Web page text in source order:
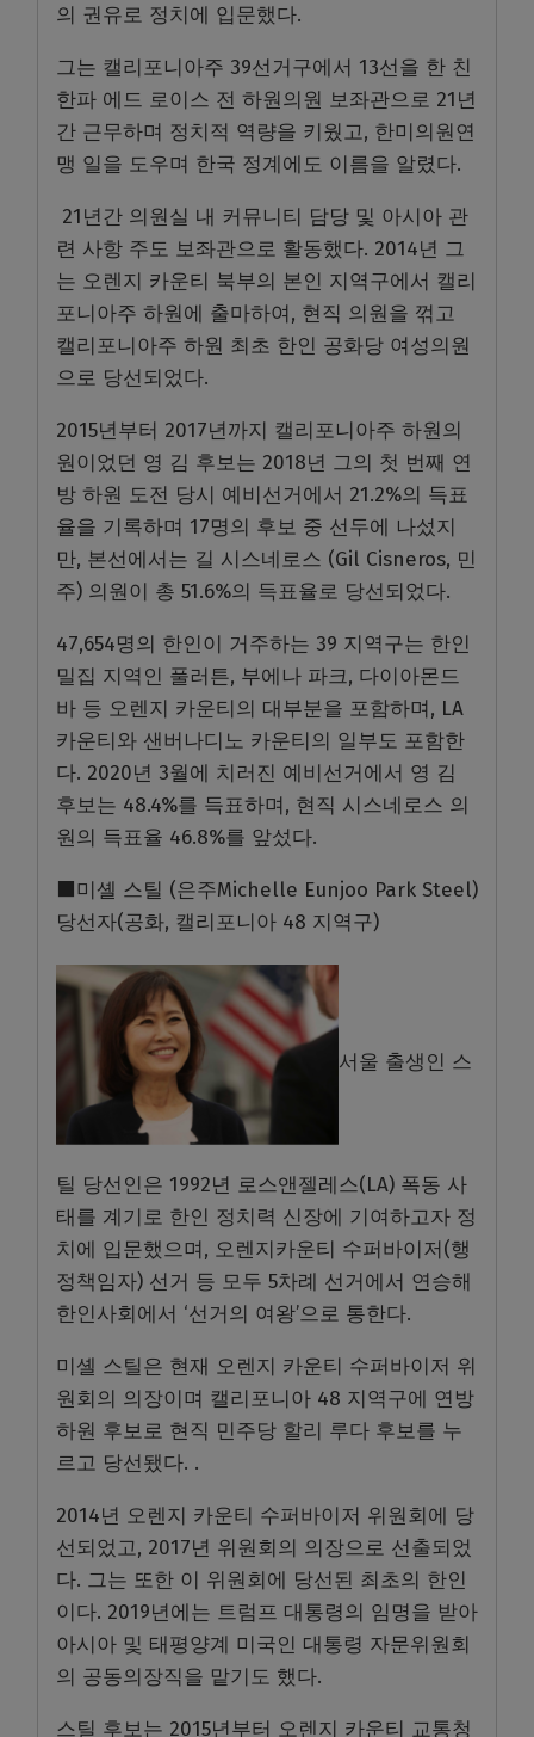
의 권유로 정치에 입문했다.
그는 캘리포니아주 39선거구에서 13선을 한 친
한파 에드 로이스 전 하원의원 보좌관으로 21년
간 근무하며 정치적 역량을 키웠고, 한미의원연
맹 일을 도우며 한국 정계에도 이름을 알렸다.
21년간 의원실 내 커뮤니티 담당 및 아시아 관
련 사항 주도 보좌관으로 활동했다. 2014년 그
는 오렌지 카운티 북부의 본인 지역구에서 캘리
포니아주 하원에 출마하여, 현직 의원을 꺾고
캘리포니아주 하원 최초 한인 공화당 여성의원
으로 당선되었다.
2015년부터 2017년까지 캘리포니아주 하원의
원이었던 영 김 후보는 2018년 그의 첫 번째 연
방 하원 도전 당시 예비선거에서 21.2%의 득표
율을 기록하며 17명의 후보 중 선두에 나섰지
만, 본선에서는 길 시스네로스 (Gil Cisneros, 민
주) 의원이 총 51.6%의 득표율로 당선되었다.
47,654명의 한인이 거주하는 39 지역구는 한인
밀집 지역인 풀러튼, 부에나 파크, 다이아몬드
바 등 오렌지 카운티의 대부분을 포함하며, LA
카운티와 샌버나디노 카운티의 일부도 포함한
다. 2020년 3월에 치러진 예비선거에서 영 김
후보는 48.4%를 득표하며, 현직 시스네로스 의
원의 득표율 46.8%를 앞섰다.
⬛미셸 스틸 (은주Michelle Eunjoo Park Steel)
당선자(공화, 캘리포니아 48 지역구)
서울 출생인 스
틸 당선인은 1992년 로스앤젤레스(LA) 폭동 사
태를 계기로 한인 정치력 신장에 기여하고자 정
치에 입문했으며, 오렌지카운티 수퍼바이저(행
정책임자) 선거 등 모두 5차례 선거에서 연승해
한인사회에서 ‘선거의 여왕’으로 통한다.
미셸 스틸은 현재 오렌지 카운티 수퍼바이저 위
원회의 의장이며 캘리포니아 48 지역구에 연방
하원 후보로 현직 민주당 할리 루다 후보를 누
르고 당선됐다. .
2014년 오렌지 카운티 수퍼바이저 위원회에 당
선되었고, 2017년 위원회의 의장으로 선출되었
다. 그는 또한 이 위원회에 당선된 최초의 한인
이다. 2019년에는 트럼프 대통령의 임명을 받아
아시아 및 태평양계 미국인 대통령 자문위원회
의 공동의장직을 맡기도 했다.
스틸 후보는 2015년부터 오렌지 카운티 교통청